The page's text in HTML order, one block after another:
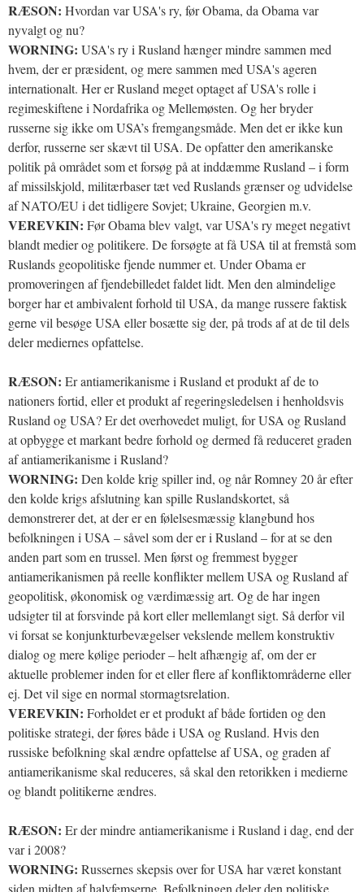
RÆSON: Hvordan var USA's ry, før Obama, da Obama var
nyvalgt og nu?
WORNING: USA's ry i Rusland hænger mindre sammen med
hvem, der er præsident, og mere sammen med USA's ageren
internationalt. Her er Rusland meget optaget af USA's rolle i
regimeskiftene i Nordafrika og Mellemøsten. Og her bryder
russerne sig ikke om USA’s fremgangsmåde. Men det er ikke kun
derfor, russerne ser skævt til USA. De opfatter den amerikanske
politik på området som et forsøg på at inddæmme Rusland – i form
af missilskjold, militærbaser tæt ved Ruslands grænser og udvidelse
af NATO/EU i det tidligere Sovjet; Ukraine, Georgien m.v.
VEREVKIN: Før Obama blev valgt, var USA's ry meget negativt
blandt medier og politikere. De forsøgte at få USA til at fremstå som
Ruslands geopolitiske fjende nummer et. Under Obama er
promoveringen af fjendebilledet faldet lidt. Men den almindelige
borger har et ambivalent forhold til USA, da mange russere faktisk
gerne vil besøge USA eller bosætte sig der, på trods af at de til dels
deler mediernes opfattelse.
RÆSON: Er antiamerikanisme i Rusland et produkt af de to
nationers fortid, eller et produkt af regeringsledelsen i henholdsvis
Rusland og USA? Er det overhovedet muligt, for USA og Rusland
at opbygge et markant bedre forhold og dermed få reduceret graden
af antiamerikanisme i Rusland?
WORNING: Den kolde krig spiller ind, og når Romney 20 år efter
den kolde krigs afslutning kan spille Ruslandskortet, så
demonstrerer det, at der er en følelsesmæssig klangbund hos
befolkningen i USA – såvel som der er i Rusland – for at se den
anden part som en trussel. Men først og fremmest bygger
antiamerikanismen på reelle konflikter mellem USA og Rusland af
geopolitisk, økonomisk og værdimæssig art. Og de har ingen
udsigter til at forsvinde på kort eller mellemlangt sigt. Så derfor vil
vi forsat se konjunkturbevægelser vekslende mellem konstruktiv
dialog og mere kølige perioder – helt afhængig af, om der er
aktuelle problemer inden for et eller flere af konfliktområderne eller
ej. Det vil sige en normal stormagtsrelation.
VEREVKIN: Forholdet er et produkt af både fortiden og den
politiske strategi, der føres både i USA og Rusland. Hvis den
russiske befolkning skal ændre opfattelse af USA, og graden af
antiamerikanisme skal reduceres, så skal den retorikken i medierne
og blandt politikerne ændres.
RÆSON: Er der mindre antiamerikanisme i Rusland i dag, end der
var i 2008?
WORNING: Russernes skepsis over for USA har været konstant
siden midten af halvfemserne. Befolkningen deler den politiske